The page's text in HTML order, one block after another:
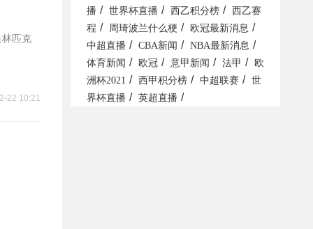
匹克
22 10:21
播 / 世界杯直播 / 西乙积分榜 /
西乙赛
程 / 周琦波兰什么梗 / 欧冠最新消息 /
中超直播 / CBA新闻 / NBA最新消息 /
体育新闻 / 欧冠 / 意甲新闻 / 法甲 /
欧
洲杯2021 / 西甲积分榜 / 中超联赛 /
世
界杯直播 / 英超直播 /